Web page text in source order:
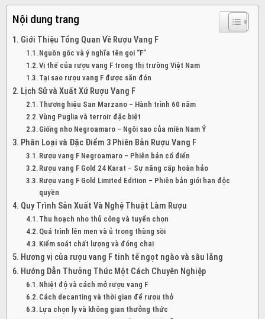
Nội dung trang
Giới Thiệu Tổng Quan Về Rượu Vang F
Nguồn gốc và ý nghĩa tên gọi “F”
Vị thế của rượu vang F trong thị trường Việt Nam
Tại sao rượu vang F được săn đón
Lịch Sử và Xuất Xứ Rượu Vang F
Thương hiệu San Marzano – Hành trình 60 năm
Vùng Puglia và terroir đặc biệt
Giống nho Negroamaro – Ngôi sao của miền Nam Ý
Phân Loại và Đặc Điểm 3 Phiên Bản Rượu Vang F
Rượu vang F Negroamaro – Phiên bản cổ điển
Rượu vang F Gold 24 Karat – Sự nâng cấp hoàn hảo
Rượu vang F Gold Limited Edition – Phiên bản giới hạn độc
quyền
Quy Trình Sản Xuất Và Nghệ Thuật Làm Rượu
Thu hoạch nho thủ công và tuyển chọn
Quá trình lên men và ủ trong thùng sồi
Kiểm soát chất lượng và đóng chai
Hương vị của rượu vang F tinh tế ngọt ngào và sâu lắng
Hướng Dẫn Thưởng Thức Một Cách Chuyên Nghiệp
Nhiệt độ và cách mở rượu vang F
Cách decanting và thời gian để rượu thở
Lựa chọn ly và không gian thưởng thức